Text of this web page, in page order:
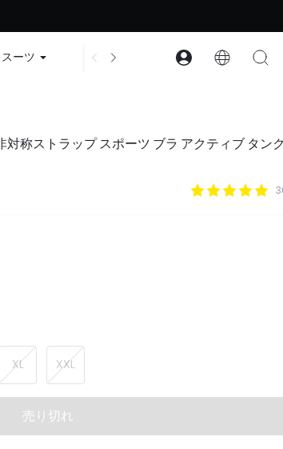
ーツ アクセサリー コレクション
称ストラップ スポーツ ブラ アクティブ タン
XL XXL
売り切れ